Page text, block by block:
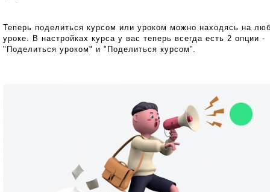
Теперь поделиться курсом или уроком можно находясь на
уроке. В настройках курса у вас теперь всегда есть 2 опции -
"Поделиться уроком" и "Поделиться курсом”.